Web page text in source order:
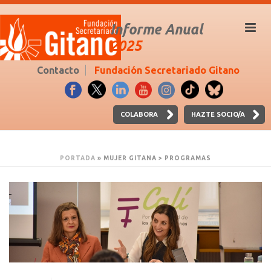
Informe Anual
2025
Contacto Fundación Secretariado Gitano
COLABORA HAZTE SOCIO/A
PORTADA » MUJER GITANA > PROGRAMAS